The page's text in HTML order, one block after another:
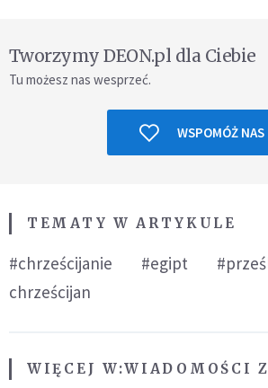
Tworzymy DEON.pl dla Ciebie
Tu możesz nas wesprzeć.
WSPOMÓŻ NAS
TEMATY W ARTYKULE
#chrześcijanie #egipt
chrześcijan
WIĘCEJ W:WIADOMOŚCI